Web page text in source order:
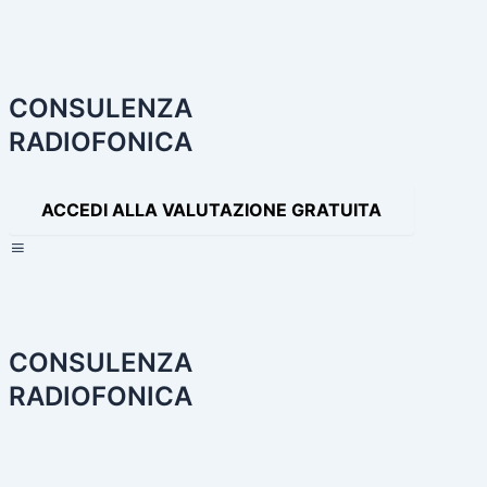
CONSULENZA
RADIOFONICA
ACCEDI ALLA VALUTAZIONE GRATUITA
CONSULENZA
RADIOFONICA